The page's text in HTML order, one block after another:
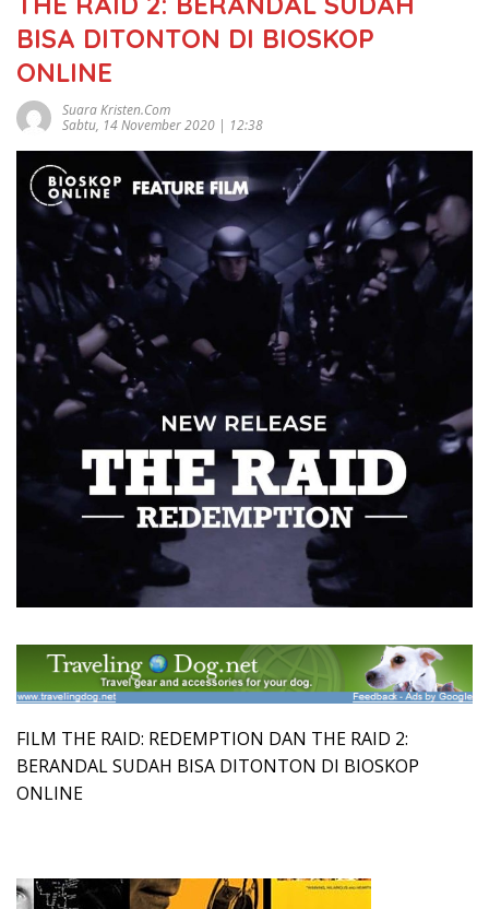
BISA DITONTON DI BIOSKOP
ONLINE
Suara Kristen.com
Sabtu, 14 November 2020 | 12:38
FILM THE RAID: REDEMPTION DAN THE RAID 2:
BERANDAL SUDAH BISA DITONTON DI BIOSKOP
ONLINE